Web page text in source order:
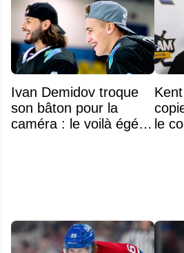
Ivan Demidov troque
son bâton pour la
caméra : le voilà égérie le